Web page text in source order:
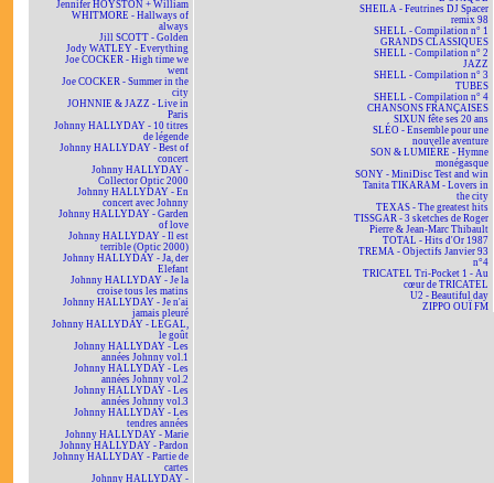
Jennifer HOYSTON + William
WHITMORE - Hallways of
always
Jill SCOTT - Golden
Jody WATLEY - Everything
Joe COCKER - High time we
went
Joe COCKER - Summer in the
city
JOHNNIE & JAZZ - Live in
Paris
Johnny HALLYDAY - 10 titres
de légende
Johnny HALLYDAY - Best of
concert
Johnny HALLYDAY -
Collector Optic 2000
Johnny HALLYDAY - En
concert avec Johnny
Johnny HALLYDAY - Garden
of love
Johnny HALLYDAY - Il est
terrible (Optic 2000)
Johnny HALLYDAY - Ja, der
Elefant
Johnny HALLYDAY - Je la
croise tous les matins
Johnny HALLYDAY - Je n'ai
jamais pleuré
Johnny HALLYDAY - LEGAL,
le goût
Johnny HALLYDAY - Les
années Johnny vol.1
Johnny HALLYDAY - Les
années Johnny vol.2
Johnny HALLYDAY - Les
années Johnny vol.3
Johnny HALLYDAY - Les
tendres années
Johnny HALLYDAY - Marie
Johnny HALLYDAY - Pardon
Johnny HALLYDAY - Partie de
cartes
Johnny HALLYDAY -
SHEILA - Feutrines DJ Spacer
remix 98
SHELL - Compilation n° 1
GRANDS CLASSIQUES
SHELL - Compilation n° 2
JAZZ
SHELL - Compilation n° 3
TUBES
SHELL - Compilation n° 4
CHANSONS FRANÇAISES
SIXUN fête ses 20 ans
SLÉO - Ensemble pour une
nouvelle aventure
SON & LUMIÈRE - Hymne
monégasque
SONY - MiniDisc Test and win
Tanita TIKARAM - Lovers in
the city
TEXAS - The greatest hits
TISSGAR - 3 sketches de Roger
Pierre & Jean-Marc Thibault
TOTAL - Hits d'Or 1987
TREMA - Objectifs Janvier 93
n°4
TRICATEL Tri-Pocket 1 - Au
cœur de TRICATEL
U2 - Beautiful day
ZIPPO OUÏ FM